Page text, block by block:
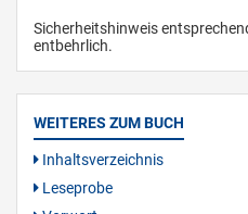
Sicherheitshinweis
entbehrlich.
WEITERES ZUM BUCH
Inhaltsverzeichnis
Leseprobe